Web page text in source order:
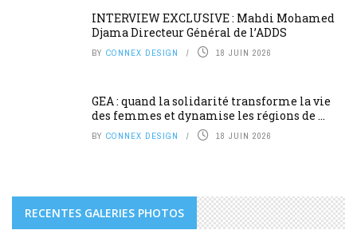
INTERVIEW EXCLUSIVE : Mahdi Mohamed
Djama Directeur Général de l’ADDS
BY CONNEX DESIGN 18 JUIN 2026
GEA : quand la solidarité transforme la vie
des femmes et dynamise les régions de ...
BY CONNEX DESIGN 18 JUIN 2026
RECENTES GALERIES PHOTOS